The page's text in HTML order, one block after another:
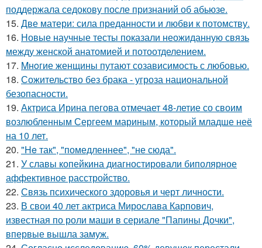
поддержала седокову после признаний об абьюзе.
15. Две матери: сила преданности и любви к потомству.
16. Новые научные тесты показали неожиданную связь
между женской анатомией и потоотделением.
17. Mнoгие женщины путают созависимость с любовью.
18. Сожительство без брака - угроза национальной
безопасности.
19. Актриса Ирина пегова отмечает 48-летие со своим
возлюбленным Сергеем мариным, который младше неё
на 10 лет.
20. "He так", "помедленнее", "не сюда".
21. У славы копейкина диагностировали биполярное
аффективное расстройство.
22. Связь психического здоровья и черт личности.
23. В свои 40 лет актриса Мирослава Карпович,
известная по роли маши в сериале "Папины Дочки",
впервые вышла замуж.